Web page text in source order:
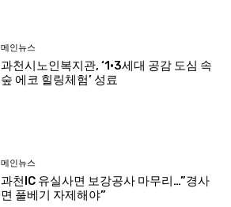
메인뉴스
과천시노인복지관, ‘1·3세대 공감 도심 속
숲 에코 힐링체험’ 성료
메인뉴스
과천IC 유실사면 보강공사 마무리…”경사
면 풀베기 자제해야”